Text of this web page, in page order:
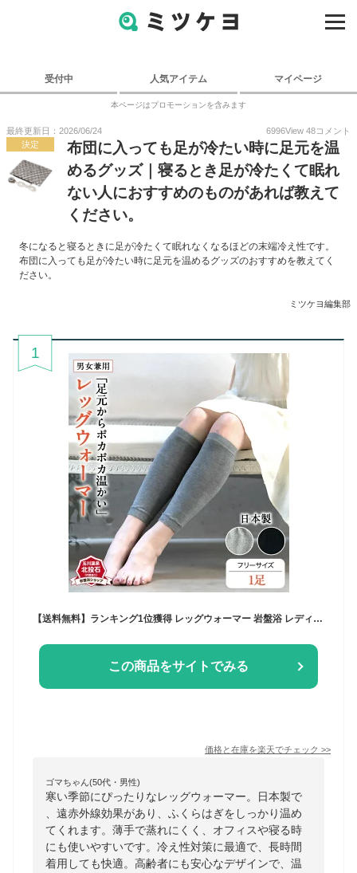
受付中 人気アイテム マイページ
本ページはプロモーションを含みます
最終更新日：2026/06/24 6996View 48コメント
決定
布団に入っても足が冷たい時に足元を温
めるグッズ｜寝るとき足が冷たくて眠れ
ない人におすすめのものがあれば教えて
ください。
冬になると寝るときに足が冷たくて眠れなくなるほどの末端冷え性です。
布団に入っても足が冷たい時に足元を温めるグッズのおすすめを教えてく
ださい。
ミツケヨ編集部
1
【送料無料】ランキング1位獲得 レッグウォーマー 岩盤浴 レディース メンズ ロング 遠赤外線 あったか 暖かい 温活 高齢者 暖か 日本製 冷えとり 足 冷え 冬 ふくらはぎ 温める グッズ 薄い 綿 冷え性 薄手 蒸れない 靴下 オフィス 足元 寒さ対策 寝る時
この商品をサイトでみる
価格と在庫を楽天でチェック >>
ゴマちゃん(50代・男性)
寒い季節にぴったりなレッグウォーマー。日本製で
、遠赤外線効果があり、ふくらはぎをしっかり温め
てくれます。薄手で蒸れにくく、オフィスや寝る時
にも使いやすいです。冷え性対策に最適で、長時間
着用しても快適。高齢者にも安心なデザインで、温